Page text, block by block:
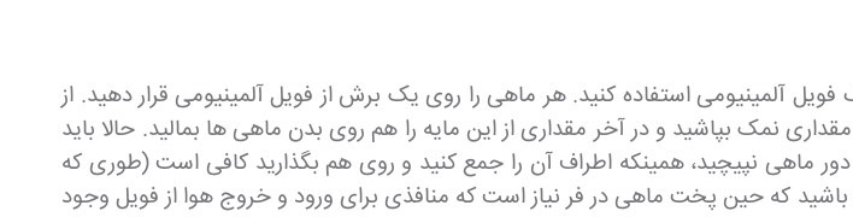
آلمینیومی استفاده کنید. هر ماهی را روی یک برش از فویل آلمینیومی قرار دهید. از
نمک بپاشید و در آخر مقداری از این مایه را هم روی بدن ماهی ها بمالید. حالا باید
ماهی نپیچید، همینکه اطراف آن را جمع کنید و روی هم بگذارید کافی است (طوری که
که حین پخت ماهی در فر نیاز است که منافذی برای ورود و خروج هوا از فویل وجود